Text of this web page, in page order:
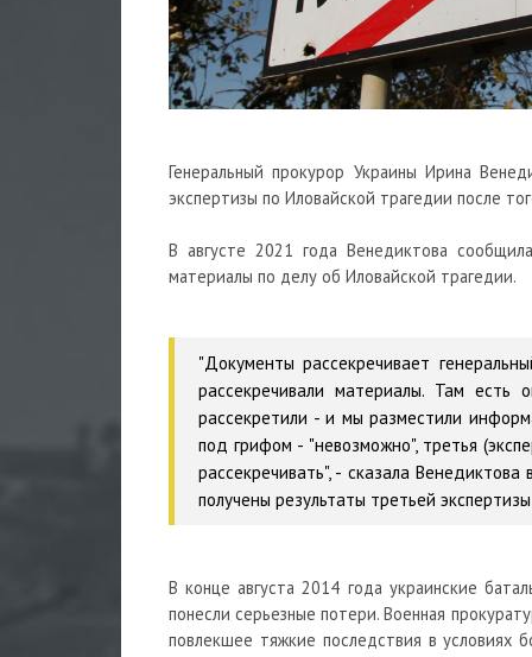
Генеральный прокурор Украины Ирина
экспертизы по Иловайской трагедии после
В августе 2021 года Венедиктова
материалы по делу об Иловайской трагедии.
"Документы рассекречивает
рассекречивали материалы. Там есть
рассекретили - и мы разместили
под грифом - "невозможно", третья
рассекречивать", - сказала
получены результаты третьей
В конце августа 2014 года украинские
понесли серьезные потери. Военная
повлекшее тяжкие последствия в условиях